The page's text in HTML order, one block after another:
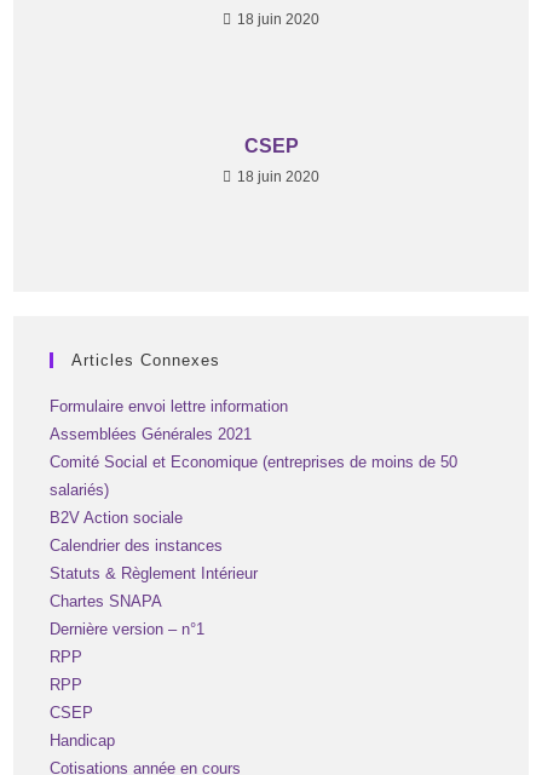
18 juin 2020
CSEP
18 juin 2020
Articles Connexes
Formulaire envoi lettre information
Assemblées Générales 2021
Comité Social et Economique (entreprises de moins de 50
salariés)
B2V Action sociale
Calendrier des instances
Statuts & Règlement Intérieur
Chartes SNAPA
Dernière version – n°1
RPP
RPP
CSEP
Handicap
Cotisations année en cours